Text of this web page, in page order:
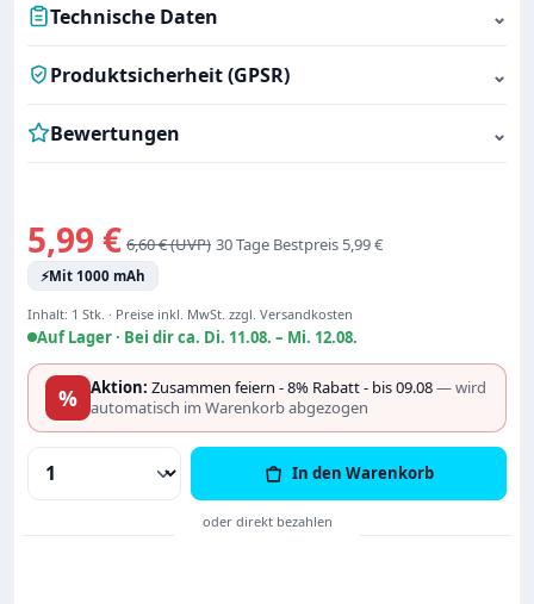
Technische Daten ⌄
Produktsicherheit (GPSR) ⌄
Bewertungen ⌄
Verkaufspreis:
5,99 € Regulärer Preis:
6,60 € 30 Tage Bestpreis 5,99 €
⚡Mit 1000 mAh
Inhalt: 1 Stk. · Preise inkl. MwSt. zzgl. Versandkosten
Auf Lager · Bei dir ca. Di. 11.08. – Mi. 12.08.
% Aktion: Zusammen feiern - 8% Rabatt - bis 09.08— wird
automatisch im Warenkorb abgezogen
Produkt Anzahl: Gib den gewünschten
In den Warenkorb